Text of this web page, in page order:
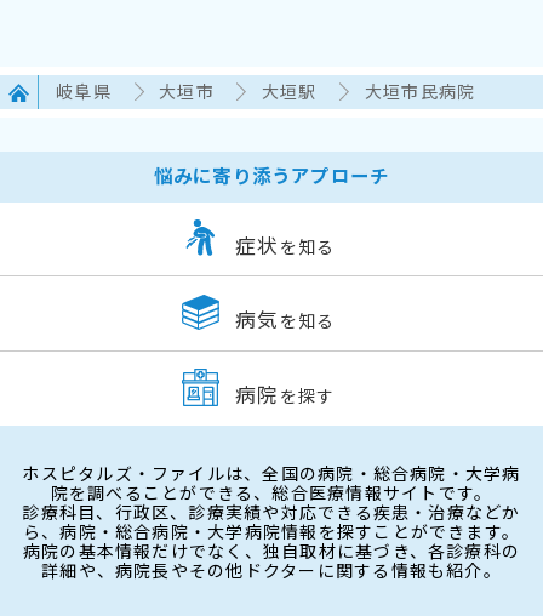
岐阜県 大垣市 大垣駅 大垣市民病院
悩みに寄り添うアプローチ
症状 を知る
病気 を知る
病院 を探す
ホスピタルズ・ファイルは、全国の病院・総合病院・大学病
院を調べることができる、総合医療情報サイトです。
診療科目、行政区、診療実績や対応できる疾患・治療などか
ら、病院・総合病院・大学病院情報を探すことができます。
病院の基本情報だけでなく、独自取材に基づき、各診療科の
詳細や、病院長やその他ドクターに関する情報も紹介。